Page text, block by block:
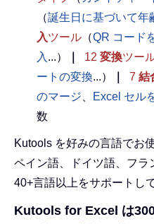
（誕生日に基づいて年
入ツール （QR コード
入 ...） 12 変換ツー
ートの変換...） 7 結
のマージ
Excel セル
数
Kutools を好みの言語でお
ペイン語、ドイツ語、フラ
40+言語以上をサポートし
Kutools for Excel は